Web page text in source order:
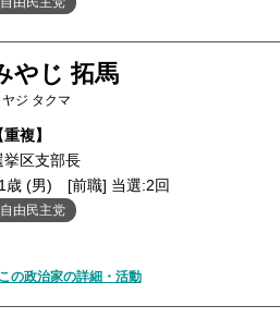
やじ 拓馬
ヤジ タクマ
重複】
挙区支部長
歳 (男)
[前職] 当選:2回
自由民主党
この政治家の詳細・活動